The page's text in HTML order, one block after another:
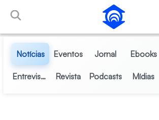
Pular para o Conteúdo principal
Notícias Eventos Jornal Ebooks
Entrevistas Revista Podcasts Mídias